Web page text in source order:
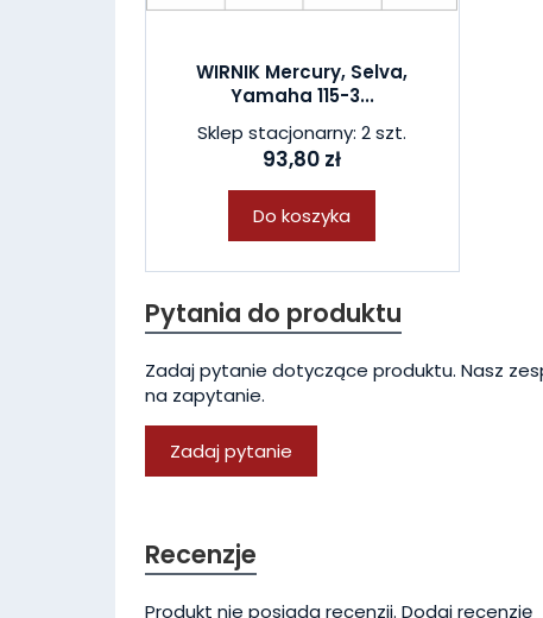
WIRNIK Mercury, Selva,
Yamaha 115-3...
Sklep stacjonarny: 2 szt.
93,80 zł
Do koszyka
Pytania do produktu
Zadaj pytanie dotyczące produktu. Nasz
na zapytanie.
Zadaj pytanie
Recenzje
Produkt nie posiada recenzji. Dodaj recenzję